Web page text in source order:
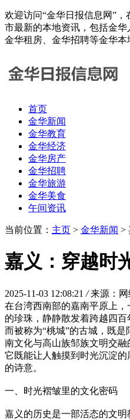
欢迎访问“金华日报信息网”
市最新的本地资讯，包括金华
金华租房、金华招聘等金华本
首页
金华新闻
金华教育
金华经济
金华房产
金华招聘
金华旅游
金华美食
午间资讯
当前位置： 主页 > 金华新闻 >
嘉义：穿越时
2025-11-03 12:08:21 / 来源：
在台湾西南部的嘉南平原上
的珍珠，静静散发着跨越四
而被称为“桃城”的古城，既
南文化与高山族邹族文明交融
它既能让人触摸到时光沉淀
的诗意。
一、时光褶皱里的文化密码
嘉义的历史是一部活态的文